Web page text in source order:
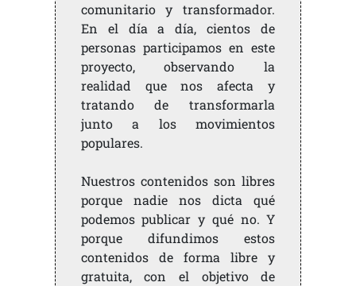
comunitario y transformador.
En el día a día, cientos de
personas participamos en este
proyecto, observando la
realidad que nos afecta y
tratando de transformarla
junto a los movimientos
populares.
Nuestros contenidos son libres
porque nadie nos dicta qué
podemos publicar y qué no. Y
porque difundimos estos
contenidos de forma libre y
gratuita, con el objetivo de